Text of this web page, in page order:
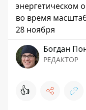
энергетическом
во время
28 ноября
Богдан
РЕДАКТОР
👍